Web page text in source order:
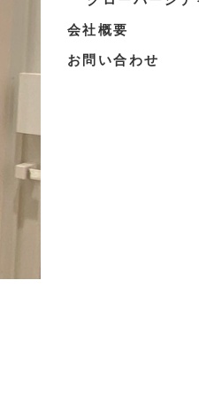
会社概要
お問い合わせ